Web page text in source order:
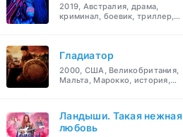
2019, Австралия, драма,
криминал, боевик, триллер,
Гладиатор
2000, США, Великобритания,
Мальта, Марокко, история,
Ландыши. Такая нежная
любовь